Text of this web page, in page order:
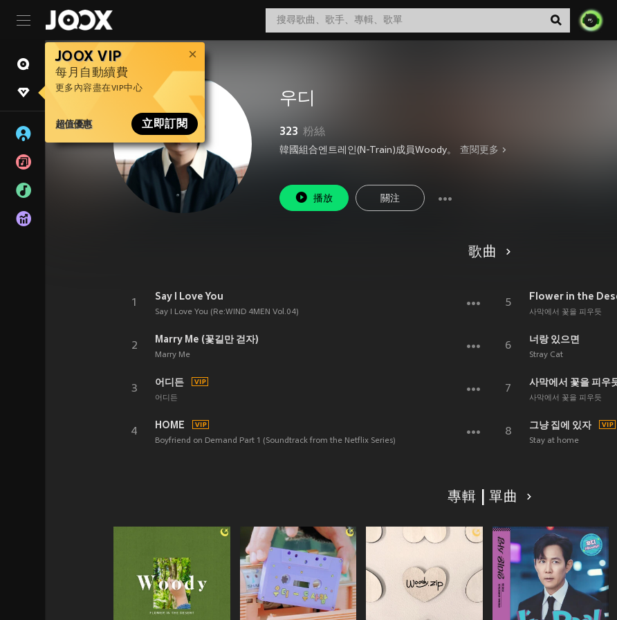
JOOX VIP
每月自動續費
更多內容盡在VIP中心
超值優惠 立即訂閱
우디
323 粉絲
韓國組合엔트레인(N-Train)成員Woody。 查閱更多
播放 關注
歌曲
1
Say I Love You
Say I Love You (Re:WIND 4MEN Vol.04)
2
Marry Me (꽃길만 걷자)
Marry Me
3
어디든
어디든
4
HOME
Boyfriend on Demand Part 1 (Soundtrack from the Netflix Series)
5
Flower in the
사막에서 꽃을 피우듯
6
너랑 있으면
Stray Cat
7
사막에서 꽃을 피우듯
8
그냥 집에 있자
Stay at home
專輯 | 單曲